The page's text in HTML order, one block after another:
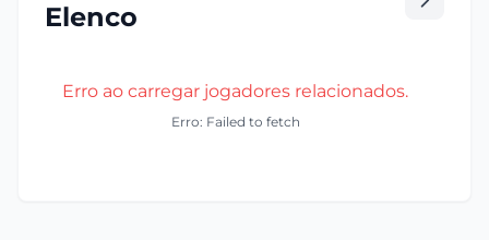
Elenco
Erro ao carregar jogadores relacionados.
Erro: Failed to fetch